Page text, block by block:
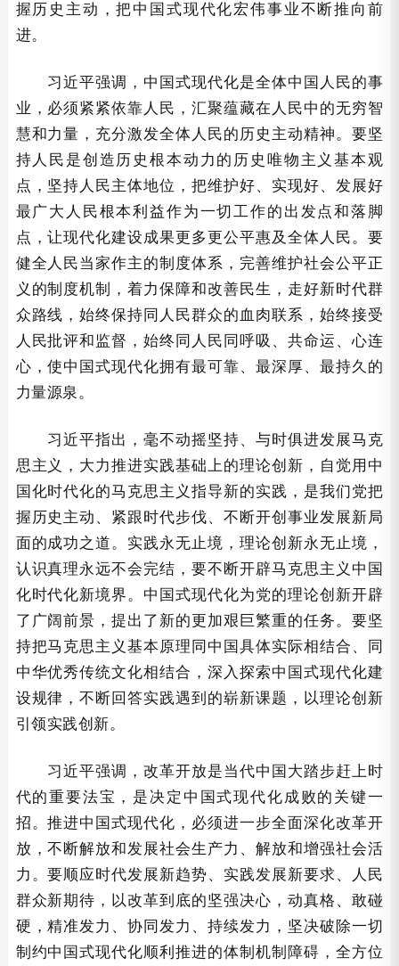
握历史主动，把中国式现代化宏伟事业不断推向前
进。
习近平强调，中国式现代化是全体中国人民的事
业，必须紧紧依靠人民，汇聚蕴藏在人民中的无穷智
慧和力量，充分激发全体人民的历史主动精神。要坚
持人民是创造历史根本动力的历史唯物主义基本观
点，坚持人民主体地位，把维护好、实现好、发展好
最广大人民根本利益作为一切工作的出发点和落脚
点，让现代化建设成果更多更公平惠及全体人民。要
健全人民当家作主的制度体系，完善维护社会公平正
义的制度机制，着力保障和改善民生，走好新时代群
众路线，始终保持同人民群众的血肉联系，始终接受
人民批评和监督，始终同人民同呼吸、共命运、心连
心，使中国式现代化拥有最可靠、最深厚、最持久的
力量源泉。
习近平指出，毫不动摇坚持、与时俱进发展马克
思主义，大力推进实践基础上的理论创新，自觉用中
国化时代化的马克思主义指导新的实践，是我们党把
握历史主动、紧跟时代步伐、不断开创事业发展新局
面的成功之道。实践永无止境，理论创新永无止境，
认识真理永远不会完结，要不断开辟马克思主义中国
化时代化新境界。中国式现代化为党的理论创新开辟
了广阔前景，提出了新的更加艰巨繁重的任务。要坚
持把马克思主义基本原理同中国具体实际相结合、同
中华优秀传统文化相结合，深入探索中国式现代化建
设规律，不断回答实践遇到的崭新课题，以理论创新
引领实践创新。
习近平强调，改革开放是当代中国大踏步赶上时
代的重要法宝，是决定中国式现代化成败的关键一
招。推进中国式现代化，必须进一步全面深化改革开
放，不断解放和发展社会生产力、解放和增强社会活
力。要顺应时代发展新趋势、实践发展新要求、人民
群众新期待，以改革到底的坚强决心，动真格、敢碰
硬，精准发力、协同发力、持续发力，坚决破除一切
制约中国式现代化顺利推进的体制机制障碍，全方位